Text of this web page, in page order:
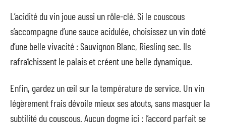
L’acidité du vin joue aussi un rôle-clé. Si le couscous
s’accompagne d’une sauce acidulée, choisissez un vin doté
d’une belle vivacité : Sauvignon Blanc, Riesling sec. Ils
rafraîchissent le palais et créent une belle dynamique.
Enfin, gardez un œil sur la température de service. Un vin
légèrement frais dévoile mieux ses atouts, sans masquer la
subtilité du couscous. Aucun dogme ici : l’accord parfait se